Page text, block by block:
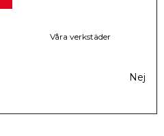
Våra verkstäder
Nej